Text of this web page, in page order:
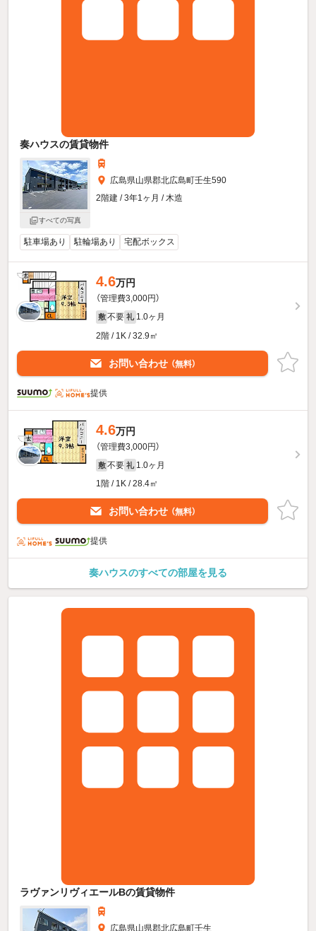
奏ハウスの賃貸物件
すべての写真
広島県山県郡北広島町壬生590
2階建 / 3年1ヶ月 / 木造
駐車場あり 駐輪場あり 宅配ボックス
4.6万円
（管理費3,000円）
敷 不要 礼 1.0ヶ月
2階 / 1K / 32.9㎡
お問い合わせ （無料）
提供
4.6万円
（管理費3,000円）
敷 不要 礼 1.0ヶ月
1階 / 1K / 28.4㎡
お問い合わせ （無料）
提供
奏ハウスのすべての部屋を見る
ラヴァンリヴィエールBの賃貸物件
広島県山県郡北広島町壬生